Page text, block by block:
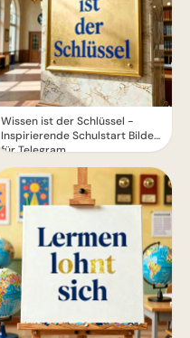
Wissen ist der Schlüssel -
Inspirierende Schulstart Bilder
für Telegram